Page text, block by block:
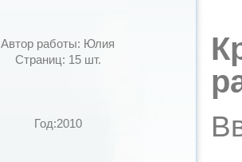
Автор работы: Юлия
Страниц: 15 шт.
Год:2010